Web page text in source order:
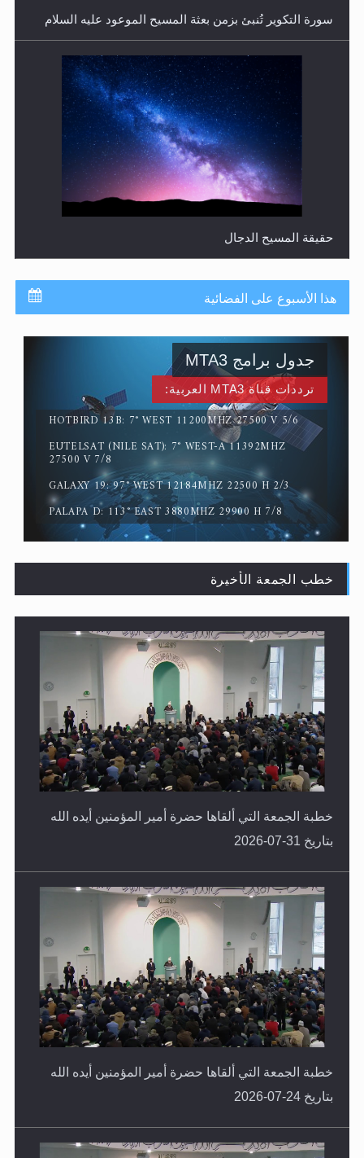
سورة التكوير تُنبئ بزمن بعثة المسيح الموعود عليه السلام
حقيقة المسيح الدجال
القرآن قاضٍ وحكمٌ على السنة ومهيمنٌ عليها.. ليس العكس
لا ناسخ ولا منسوخ في القرآن الكريم
هذا الأسبوع على الفضائية
ترددات قناة MTA3 العربية:
HOTBIRD 13B: 7° WEST 11200MHZ 27500 V 5/6
EUTELSAT (NILE SAT): 7° WEST-A 11392MHZ
27500 V 7/8
GALAXY 19: 97° WEST 12184MHZ 22500 H 2/3
PALAPA D: 113° EAST 3880MHZ 29900 H 7/8
جدول برامج MTA3
خطب الجمعة الأخيرة
خطبة الجمعة التي ألقاها حضرة أمير المؤمنين أيده الله
بتاريخ 31-07-2026
خطبة الجمعة التي ألقاها حضرة أمير المؤمنين أيده الله
بتاريخ 24-07-2026